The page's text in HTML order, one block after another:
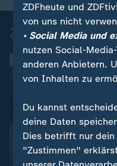
Zuletzt auf
ZDFheute und
von uns nicht
• Social Media und
nutzen Social-
anderen Anbietern.
von Inhalten zu
Du kannst
deine Daten
Dies betrifft nur
"Zustimmen"